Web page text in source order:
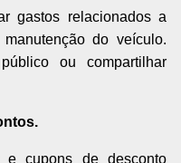
gastos relacionados a
do veículo.
ou compartilhar
cupons de desconto